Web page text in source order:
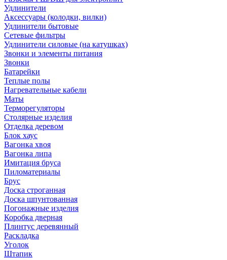
Удлинители
Аксессуары (колодки, вилки)
Удлинители бытовые
Сетевые фильтры
Удлинители силовые (на катушках)
Звонки и элементы питания
Звонки
Батарейки
Теплые полы
Нагревательные кабели
Маты
Терморегуляторы
Столярные изделия
Отделка деревом
Блок хаус
Вагонка хвоя
Вагонка липа
Имитация бруса
Пиломатериалы
Брус
Доска строганная
Доска шпунтованная
Погонажные изделия
Коробка дверная
Плинтус деревянный
Раскладка
Уголок
Штапик